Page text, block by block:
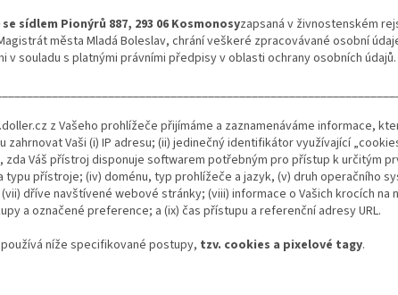
se sídlem Pionýrů 887, 293 06 Kosmonosyzapsaná v živnostenském
města Mladá Boleslav, chrání veškeré zpracovávané osobní
v souladu s platnými právními předpisy v oblasti ochrany osobních údajů.
z Vašeho prohlížeče přijímáme a zaznamenáváme informace,
Vaši (i) IP adresu; (ii) jedinečný identifikátor využívající
Váš přístroj disponuje softwarem potřebným pro přístup k určitým
přístroje; (iv) doménu, typ prohlížeče a jazyk, (v) druh operačního
dříve navštívené webové stránky; (viii) informace o Vašich krocích na
a označené preference; a (ix) čas přístupu a referenční adresy URL.
níže specifikované postupy, tzv. cookies a pixelové tagy.